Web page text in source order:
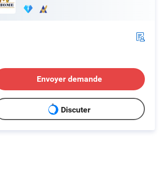
Envoyer demande
Discuter